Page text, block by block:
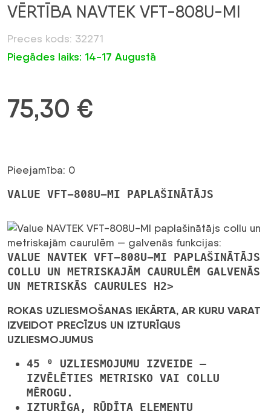
VĒRTĪBA NAVTEK VFT-808U-MI
Preces kods: 32271
Piegādes laiks: 14-17 Augustā
75,30 €
Pieejamība: 0
VALUE VFT-808U-MI PAPLAŠINĀTĀJS
VALUE NAVTEK VFT-808U-MI PAPLAŠINĀTĀJS
COLLU UN METRISKAJĀM CAURULĒM GALVENĀS
UN METRISKĀS CAURULES H2>
ROKAS UZLIESMOŠANAS IEKĀRTA, AR KURU VARAT
IZVEIDOT PRECĪZUS UN IZTURĪGUS
UZLIESMOJUMUS
45 ⁰ UZLIESMOJUMU IZVEIDE —
IZVĒLĒTIES METRISKO VAI COLLU
MĒROGU.
IZTURĪGA, RŪDĪTA ELEMENTU